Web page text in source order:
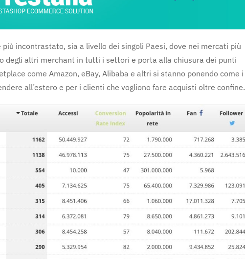
incontrastato, sia a livello dei singoli Paesi, dove nei mercati più
degli altri merchant in tutti i settori e porta alla chiusura dei punti
come Amazon, eBay, Alibaba e altri si stanno ponendo come i
all’estero e per i clienti che vogliono fare acquisti oltre confine.